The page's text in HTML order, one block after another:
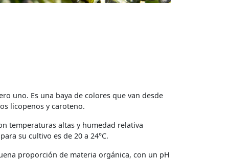
uno. Es una baya de colores que van desde
licopenos y caroteno.
temperaturas altas y humedad relativa
su cultivo es de 20 a 24°C.
proporción de materia orgánica, con un pH